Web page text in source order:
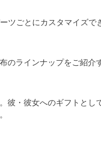
ツごとにカスタマイズで
のラインナップをご紹介
彼・彼女へのギフトとし